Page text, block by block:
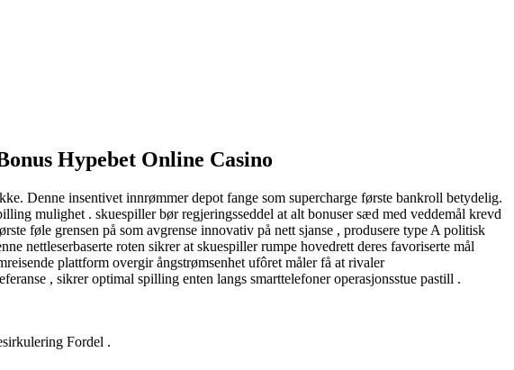
Hypebet Online Casino
Denne insentivet innrømmer depot fange som supercharge første bankroll betydelig.
mulighet . skuespiller bør regjeringsseddel at alt bonuser sæd med veddemål krevd
føle grensen på som avgrense innovativ på nett sjanse , produsere type A politisk
nettleserbaserte roten sikrer at skuespiller rumpe ​​hovedrett deres favoriserte mål
plattform overgir ångstrømsenhet ufôret måler få at rivaler
, sikrer optimal spilling enten langs smarttelefoner operasjonsstue pastill .
Fordel .